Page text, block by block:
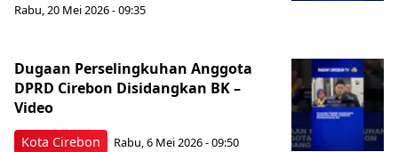
Rabu, 20 Mei 2026 - 09:35
Kota Cirebon
Dugaan Perselingkuhan Anggota
DPRD Cirebon Disidangkan BK –
Video
Rabu, 6 Mei 2026 - 09:50